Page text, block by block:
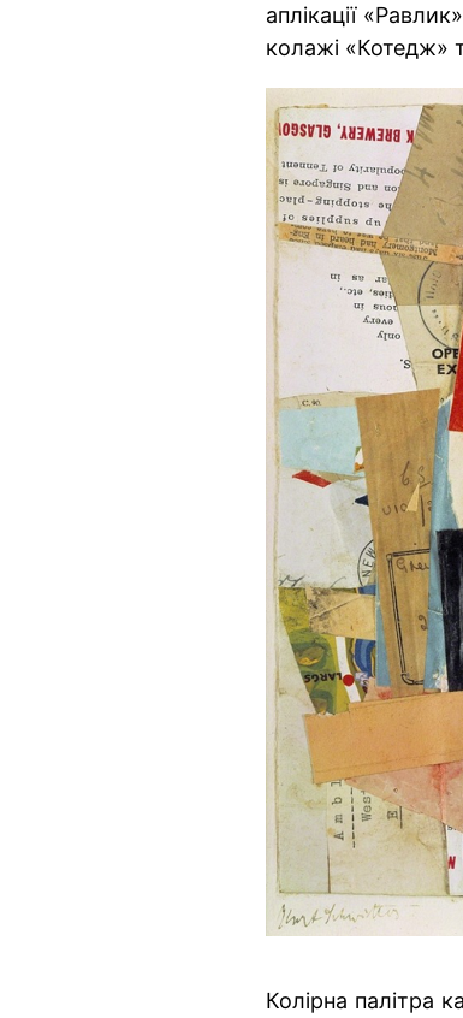
аплікації
колажі «Котедж»
Колірна палітра